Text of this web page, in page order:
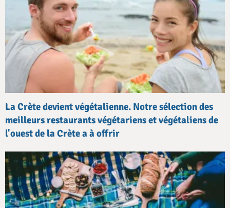
La Crète devient végétalienne. Notre sélection des
meilleurs restaurants végétariens et végétaliens de
l'ouest de la Crète a à offrir